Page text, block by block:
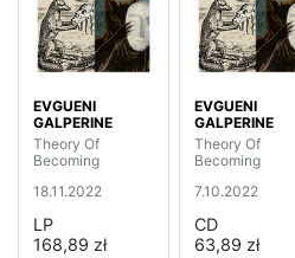
EVGUENI
GALPERINE
Theory Of
Becoming
18.11.2022
LP
168,89 zł
EVGUENI
GALPERINE
Theory Of
Becoming
7.10.2022
CD
63,89 zł